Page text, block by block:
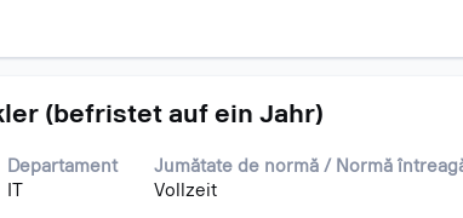
(befristet auf ein Jahr)
Departament
IT
Jumătate de normă / Normă
Vollzeit